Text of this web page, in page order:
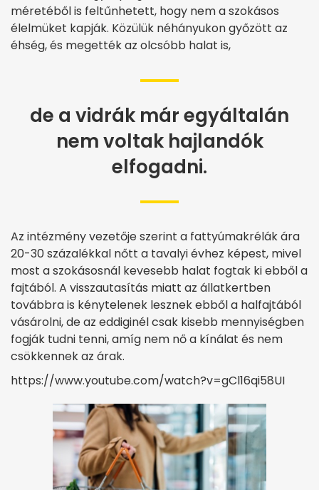
méretéből is feltűnhetett, hogy nem a szokásos
élelmüket kapják. Közülük néhányukon győzött az
éhség, és megették az olcsóbb halat is,
de a vidrák már egyáltalán
nem voltak hajlandók
elfogadni.
Az intézmény vezetője szerint a fattyúmakrélák ára
20-30 százalékkal nőtt a tavalyi évhez képest, mivel
most a szokásosnál kevesebb halat fogtak ki ebből a
fajtából. A visszautasítás miatt az állatkertben
továbbra is kénytelenek lesznek ebből a halfajtából
vásárolni, de az eddiginél csak kisebb mennyiségben
fogják tudni tenni, amíg nem nő a kínálat és nem
csökkennek az árak.
https://www.youtube.com/watch?v=gCl16qi58UI